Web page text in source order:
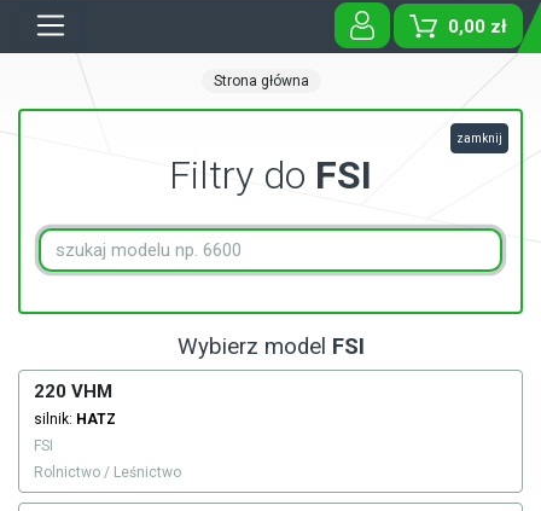
0,00 zł
Strona główna
Filtry do FSI
zamknij
Wybierz model FSI
220 VHM
silnik: HATZ
FSI
Rolnictwo / Leśnictwo